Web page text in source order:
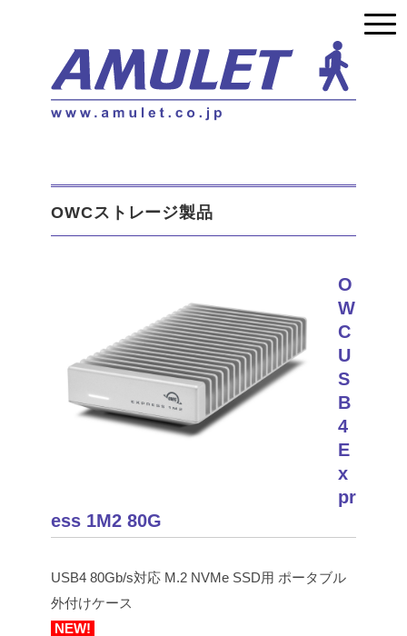
OWCストレージ製品
O
W
C
U
S
B
4
E
x
pr
ess 1M2 80G
USB4 80Gb/s対応 M.2 NVMe SSD用 ポータブル
外付けケース
NEW!